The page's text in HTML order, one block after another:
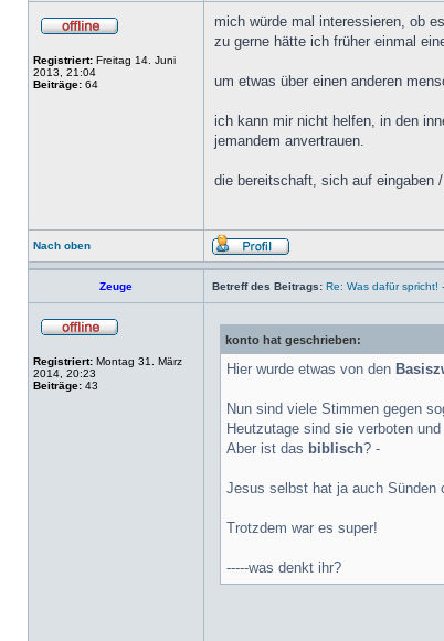
Registriert: Freitag 14. Juni
2013, 21:04
Beiträge: 64
mich würde mal interessieren, ob
zu gerne hätte ich früher einmal
um etwas über einen anderen
ich kann mir nicht helfen, in den
jemandem anvertrauen.
die bereitschaft, sich auf eingaben
Nach oben
Zeuge Betreff des Beitrags: Re: Was dafür spricht!
Registriert: Montag 31. März
2014, 20:23
Beiträge: 43
konto hat geschrieben:
Hier wurde etwas von den
Nun sind viele Stimmen gegen
Heutzutage sind sie verboten
Aber ist das biblisch? -
Jesus selbst hat ja auch Sünden
Trotzdem war es super!
-----was denkt ihr?